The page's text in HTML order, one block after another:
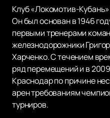
Клуб «Локомотив-
Он был основан в 1946
первыми тренерами
железнодорожники
Харченко. С течением
ряд перемещений и в
Краснодар по причине
арен требованиям
турниров.